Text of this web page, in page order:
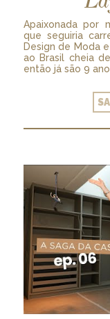
Apaixonada por
que seguiria
Design de Moda
ao Brasil cheia
então já são 9